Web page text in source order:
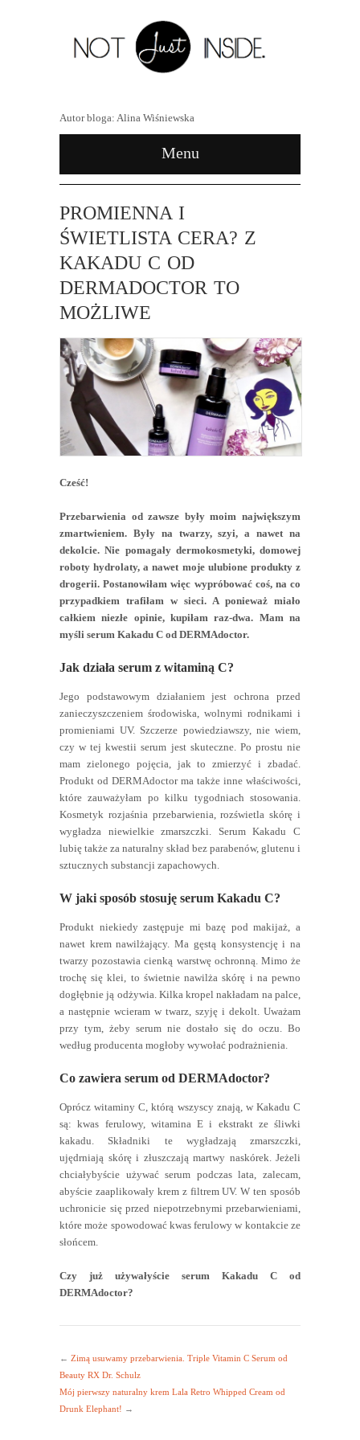
Autor bloga: Alina Wiśniewska
Menu
PROMIENNA I
ŚWIETLISTA CERA? Z
KAKADU C OD
DERMADOCTOR TO
MOŻLIWE
Cześć!
Przebarwienia od zawsze były moim największym
zmartwieniem. Były na twarzy, szyi, a nawet na
dekolcie. Nie pomagały dermokosmetyki, domowej
roboty hydrolaty, a nawet moje ulubione produkty z
drogerii. Postanowiłam więc wypróbować coś, na co
przypadkiem trafiłam w sieci. A ponieważ miało
całkiem niezłe opinie, kupiłam raz-dwa. Mam na
myśli serum Kakadu C od DERMAdoctor.
Jak działa serum z witaminą C?
Jego podstawowym działaniem jest ochrona przed
zanieczyszczeniem środowiska, wolnymi rodnikami i
promieniami UV. Szczerze powiedziawszy, nie wiem,
czy w tej kwestii serum jest skuteczne. Po prostu nie
mam zielonego pojęcia, jak to zmierzyć i zbadać.
Produkt od DERMAdoctor ma także inne właściwości,
które zauważyłam po kilku tygodniach stosowania.
Kosmetyk rozjaśnia przebarwienia, rozświetla skórę i
wygładza niewielkie zmarszczki. Serum Kakadu C
lubię także za naturalny skład bez parabenów, glutenu i
sztucznych substancji zapachowych.
W jaki sposób stosuję serum Kakadu C?
Produkt niekiedy zastępuje mi bazę pod makijaż, a
nawet krem nawilżający. Ma gęstą konsystencję i na
twarzy pozostawia cienką warstwę ochronną. Mimo że
trochę się klei, to świetnie nawilża skórę i na pewno
dogłębnie ją odżywia. Kilka kropel nakładam na palce,
a następnie wcieram w twarz, szyję i dekolt. Uważam
przy tym, żeby serum nie dostało się do oczu. Bo
według producenta mogłoby wywołać podrażnienia.
Co zawiera serum od DERMAdoctor?
Oprócz witaminy C, którą wszyscy znają, w Kakadu C
są: kwas ferulowy, witamina E i ekstrakt ze śliwki
kakadu. Składniki te wygładzają zmarszczki,
ujędrniają skórę i złuszczają martwy naskórek. Jeżeli
chciałybyście używać serum podczas lata, zalecam,
abyście zaaplikowały krem z filtrem UV. W ten sposób
uchronicie się przed niepotrzebnymi przebarwieniami,
które może spowodować kwas ferulowy w kontakcie ze
słońcem.
Czy już używałyście serum Kakadu C od
DERMAdoctor?
← Zimą usuwamy przebarwienia. Triple Vitamin C Serum od
Beauty RX Dr. Schulz
Mój pierwszy naturalny krem Lala Retro Whipped Cream od
Drunk Elephant! →